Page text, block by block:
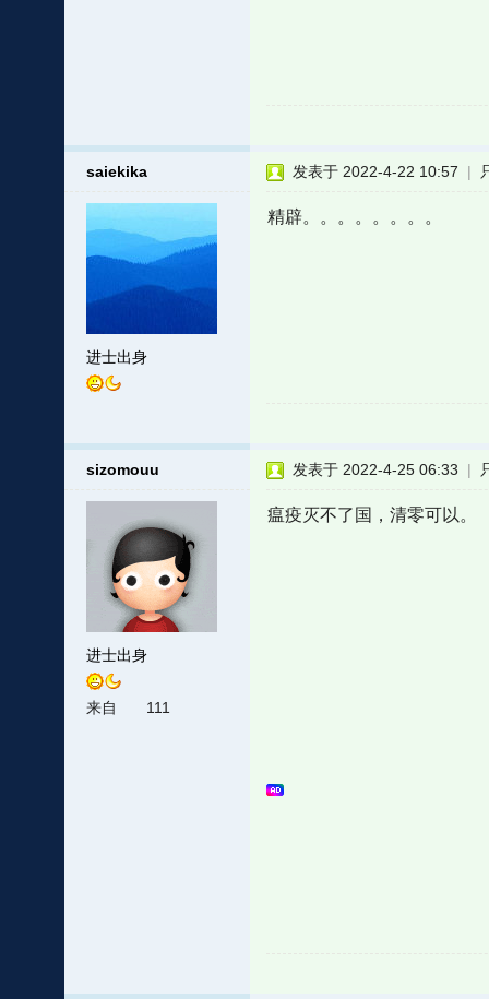
saiekika
进士出身
发表于 2022-4-22 10:57 |
精辟。。。。。。。。
sizomouu
进士出身
来自 111
发表于 2022-4-25 06:33 |
瘟疫灭不了国，清零可以。